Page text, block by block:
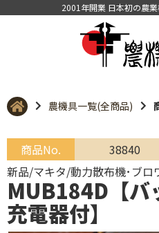
2001年開業 日本初の農
農機具一覧(全商品)
商品No.
38840
新品/マキタ/動力散布機･ブロ
MUB184D【バ
充電器付】